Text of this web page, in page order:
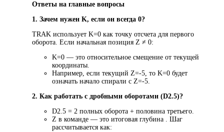
Ответы на главные вопросы
1. Зачем нужен K, если он всегда 0?
TRAK использует K=0 как точку отсчета для первого
оборота. Если начальная позиция Z ≠ 0:
K=0 — это относительное смещение от текущей
координаты.
Например, если текущий Z=-5, то K=0 будет
означать начало спирали с Z=-5.
2. Как работать с дробными оборотами (D2.5)?
D2.5 = 2 полных оборота + половина третьего.
Z в команде — это итоговая глубина . Шаг
рассчитывается как: